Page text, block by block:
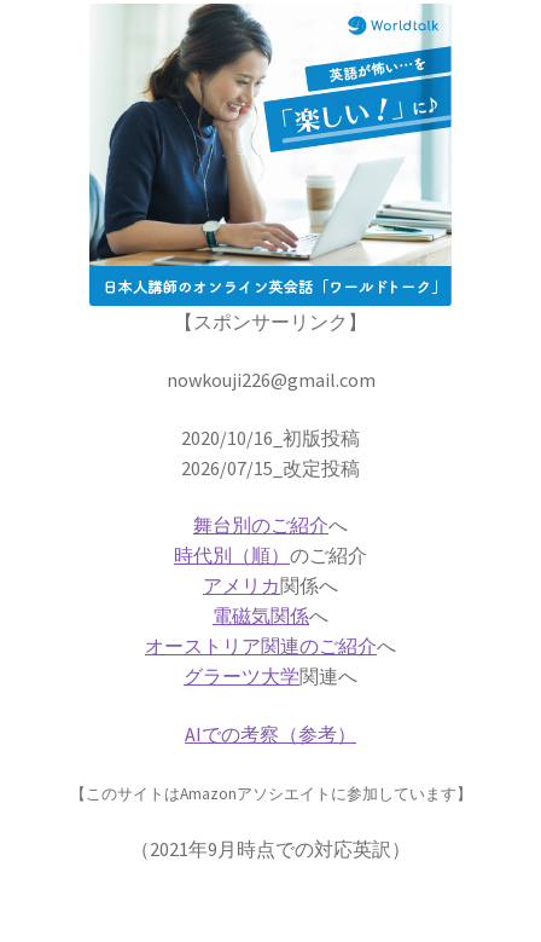
【第一回のノーベル賞受賞者・電子の蛍光現象
を実用化】
W・C・ヴィーン
【黒体放射の研究やウィーンの法則
をもたらした物性研究の先駆者】
W・E・パウリ
【微細定数 1/137.036…｜新たな概念として排他
【トピック‐初稿2020年度11月】
量子計算機実用化の波_活用事例
お問い合わせ等もろもろ_他
【書評・トピックの情報も残しま
【スポンサーリンク】
nowkouji226@gmail.com
2020/10/16_初版投稿
2026/07/15_改定投稿
舞台別のご紹介へ
時代別（順） のご紹介
アメリカ関係へ
電磁気関係へ
オーストリア関連のご紹介へ
グラーツ大学関連へ
AIでの考察（参考）
【このサイトはAmazonアソシエイトに参加しています】
（2021年9月時点での対応英訳）